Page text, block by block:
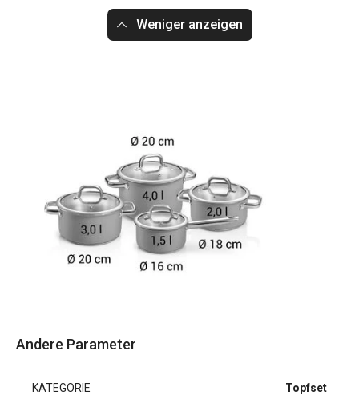
Weniger anzeigen
Andere Parameter
KATEGORIE Topfset